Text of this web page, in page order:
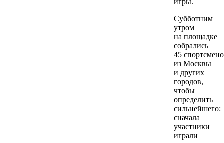
игры.
Субботним
утром
на площадке
собрались
45
из Москвы
и других
городов,
чтобы
определить
сильнейшего:
сначала
участники
играли